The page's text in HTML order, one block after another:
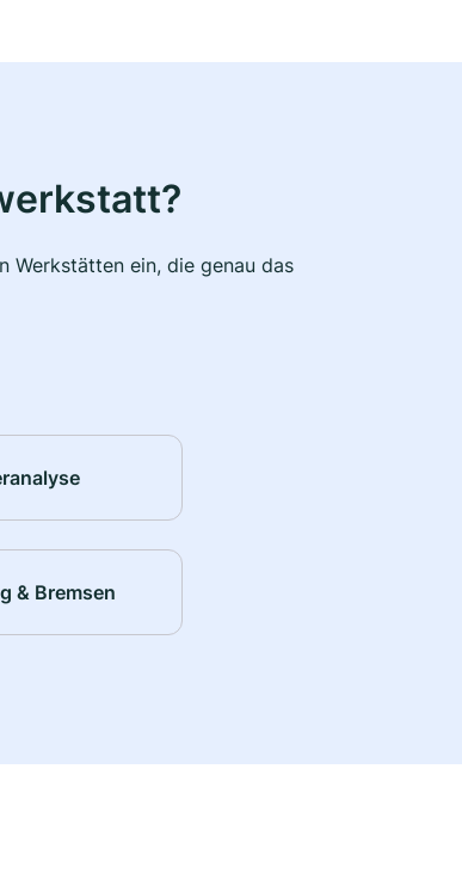
Werkstätten ein, die genau das
& Bremsen